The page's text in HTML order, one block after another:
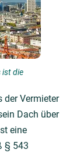
ist die
der Vermieter
Dach über
eine
§ 543